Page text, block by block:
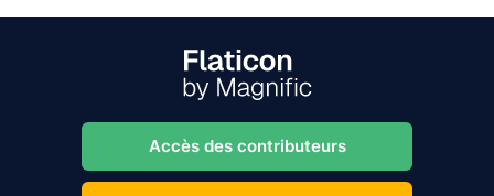
Accès des contributeurs